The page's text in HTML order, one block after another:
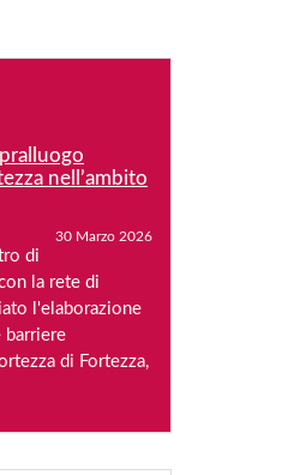
nell’ambito
30 Marzo 2026
di
la rete di
l'elaborazione
barriere
di Fortezza,